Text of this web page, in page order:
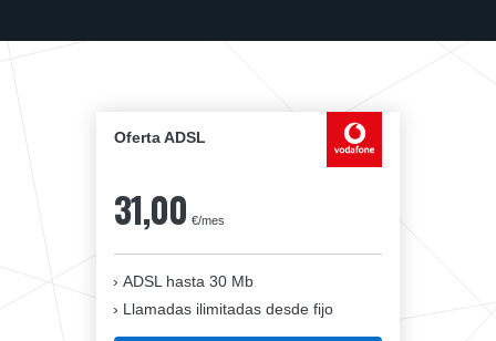
Oferta ADSL
31,00 €/mes
ADSL hasta 30 Mb
Llamadas ilimitadas desde fijo